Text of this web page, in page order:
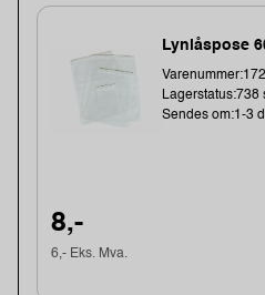
Lynlåspose
Lagerstatus:738
Sendes om:1-3
8,-
6,- Eks. Mva.